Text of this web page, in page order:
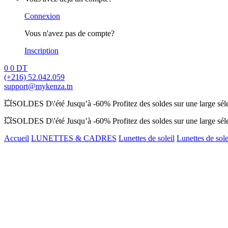
Connexion
Vous n'avez pas de compte?
Inscription
0 0 DT
(+216) 52.042.059
support@mykenza.tn
💥SOLDES D\'été Jusqu’à -60% Profitez des soldes sur une large
💥SOLDES D\'été Jusqu’à -60% Profitez des soldes sur une large
Accueil LUNETTES & CADRES Lunettes de soleil Lunettes de